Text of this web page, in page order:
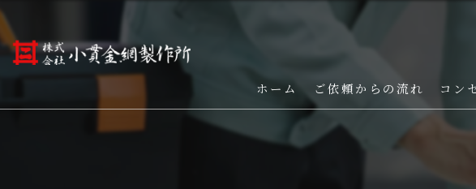
ホーム ご依頼からの流れ コン